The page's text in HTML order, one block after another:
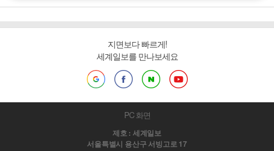
지면보다 빠르게!
세계일보를 만나보세요
PC 화면
제호 : 세계일보
서울특별시 용산구 서빙고로 17